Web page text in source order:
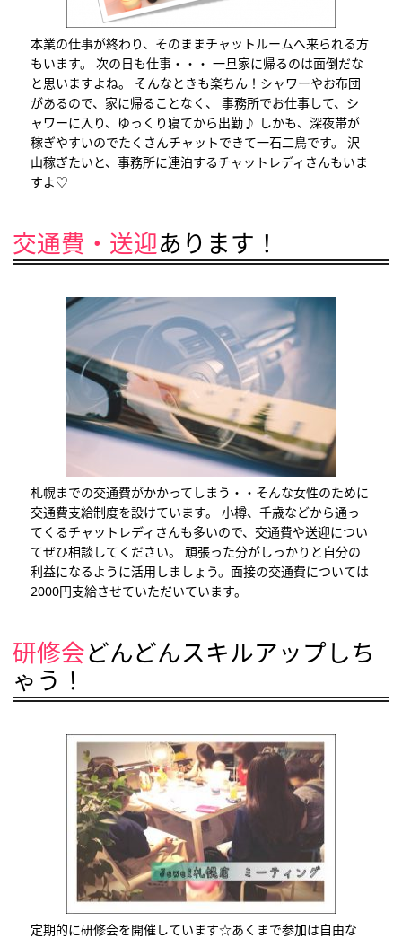
本業の仕事が終わり、そのままチャットルームへ来られる方
もいます。 次の日も仕事・・・ 一旦家に帰るのは面倒だな
と思いますよね。 そんなときも楽ちん！シャワーやお布団
があるので、家に帰ることなく、 事務所でお仕事して、シ
ャワーに入り、ゆっくり寝てから出勤♪ しかも、深夜帯が
稼ぎやすいのでたくさんチャットできて一石二鳥です。 沢
山稼ぎたいと、事務所に連泊するチャットレディさんもいま
すよ♡
交通費・送迎あります！
札幌までの交通費がかかってしまう・・そんな女性のために
交通費支給制度を設けています。 小樽、千歳などから通っ
てくるチャットレディさんも多いので、交通費や送迎につい
てぜひ相談してください。 頑張った分がしっかりと自分の
利益になるように活用しましょう。面接の交通費については
2000円支給させていただいています。
研修会どんどんスキルアップしち
ゃう！
定期的に研修会を開催しています☆あくまで参加は自由な